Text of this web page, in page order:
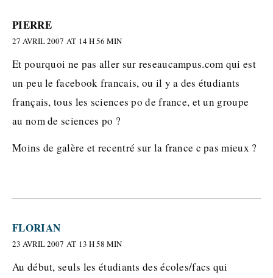
PIERRE
27 AVRIL 2007 AT 14 H 56 MIN
Et pourquoi ne pas aller sur reseaucampus.com qui est
un peu le facebook francais, ou il y a des étudiants
français, tous les sciences po de france, et un groupe
au nom de sciences po ?
Moins de galère et recentré sur la france c pas mieux ?
FLORIAN
23 AVRIL 2007 AT 13 H 58 MIN
Au début, seuls les étudiants des écoles/facs qui